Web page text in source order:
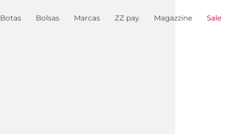
Botas Bolsas Marcas ZZ pay Magazzine Sale